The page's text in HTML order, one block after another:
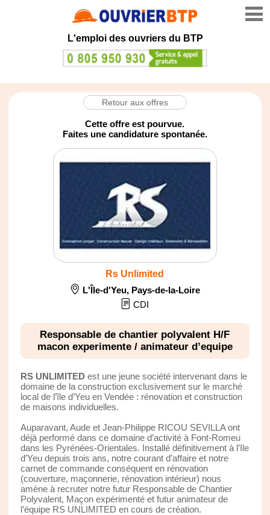
L'emploi des ouvriers du BTP
Retour aux offres
Cette offre est pourvue.
Faites une candidature spontanée.
Rs Unlimited
L'Île-d'Yeu, Pays-de-la-Loire
CDI
Responsable de chantier polyvalent H/F
macon experimente / animateur d’equipe
RS UNLIMITEDest une jeune société intervenant dans le
domaine de la construction exclusivement sur le marché
local de l’île d’Yeu en Vendée : rénovation et construction
de maisons individuelles.
Auparavant, Aude et Jean-Philippe RICOU SEVILLA ont
déjà performé dans ce domaine d’activité à Font-Romeu
dans les Pyrénées-Orientales. Installé définitivement à l’Ile
d’Yeu depuis trois ans, notre courant d’affaire et notre
carnet de commande conséquent en rénovation
(couverture, maçonnerie, rénovation intérieur) nous
amène à recruter notre futur Responsable de Chantier
Polyvalent, Maçon expérimenté et futur animateur de
l’équipe RS UNLIMITED en cours de création.